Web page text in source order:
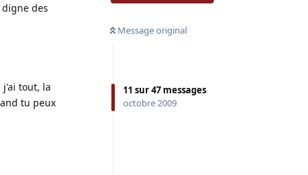
Message original
11 sur47 messages
octobre 2009
des
j'ai tout, la
tu peux